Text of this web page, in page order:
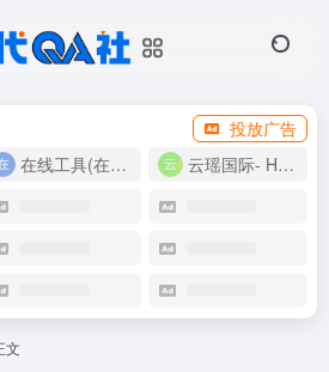
投放广告
在线工具(在线实用工具200+) 云瑶国际- Harlan-15360639224
文